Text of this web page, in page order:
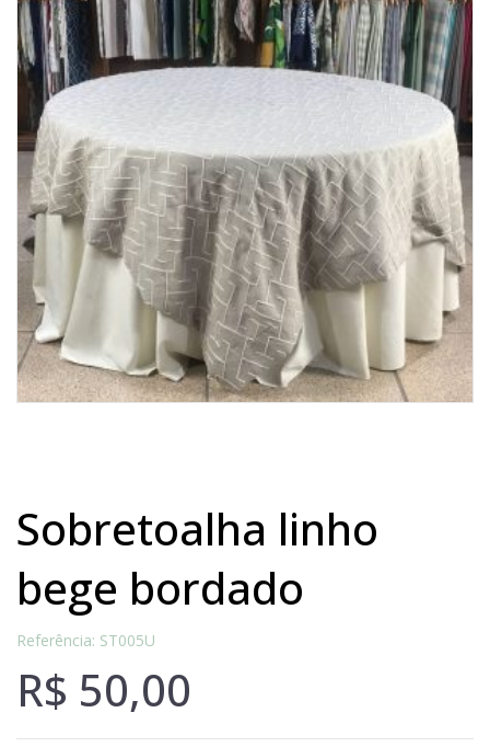
Cadastrar Conta
sobretoalha linho
bege bordado
Referência: ST005U
R$ 50,00